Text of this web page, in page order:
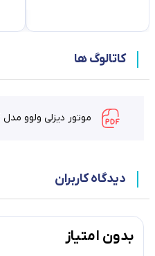
کاتالوگ ها
موتور دیزلی ولوو مدل TAD1341GE
دیدگاه کاربران
بدون امتیاز